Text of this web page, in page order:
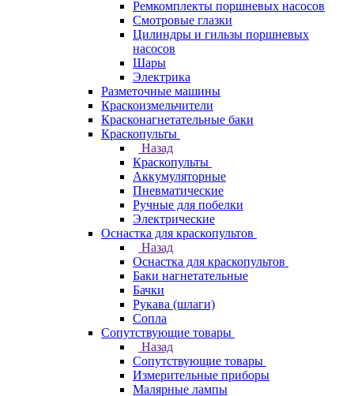
Ремкомплекты поршневых насосов
Смотровые глазки
Цилиндры и гильзы поршневых
насосов
Шары
Электрика
Разметочные машины
Краскоизмельчители
Красконагнетательные баки
Краскопульты
Назад
Краскопульты
Аккумуляторные
Пневматические
Ручные для побелки
Электрические
Оснастка для краскопультов
Назад
Оснастка для краскопультов
Баки нагнетательные
Бачки
Рукава (шлаги)
Сопла
Сопутствующие товары
Назад
Сопутствующие товары
Измерительные приборы
Малярные лампы